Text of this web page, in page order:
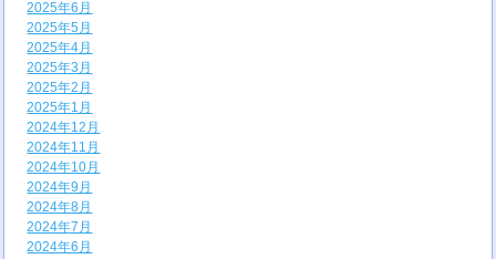
2025年6月
2025年5月
2025年4月
2025年3月
2025年2月
2025年1月
2024年12月
2024年11月
2024年10月
2024年9月
2024年8月
2024年7月
2024年6月